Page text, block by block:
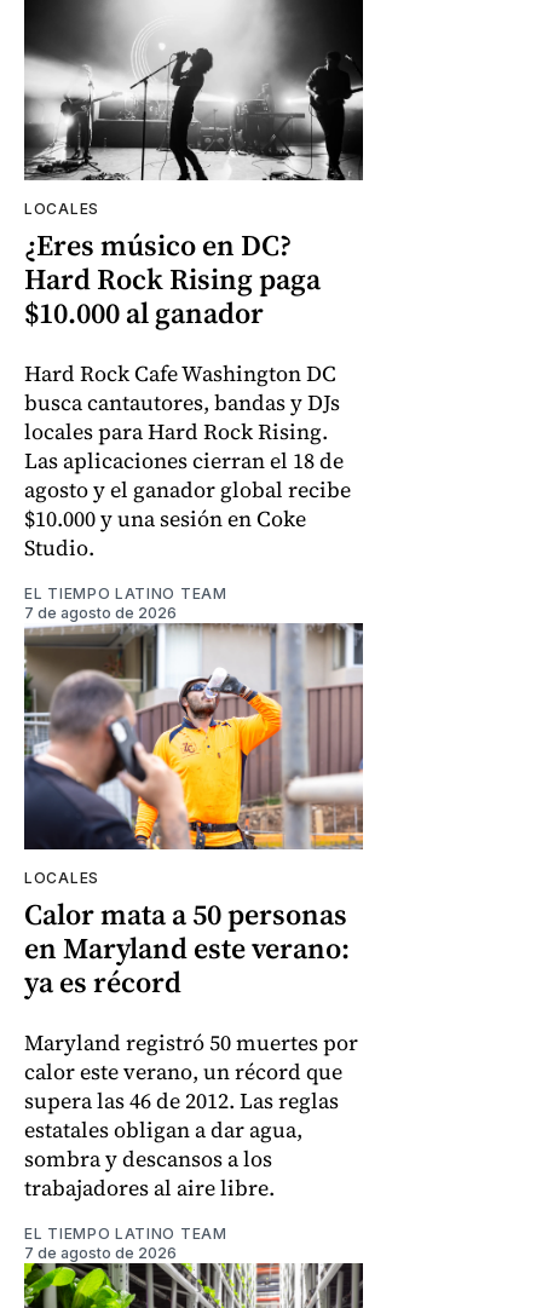
LOCALES
¿Eres músico en DC?
Hard Rock Rising paga
$10.000 al ganador
Hard Rock Cafe Washington DC
busca cantautores, bandas y DJs
locales para Hard Rock Rising.
Las aplicaciones cierran el 18 de
agosto y el ganador global recibe
$10.000 y una sesión en Coke
Studio.
EL TIEMPO LATINO TEAM
7 de agosto de 2026
LOCALES
Calor mata a 50 personas
en Maryland este verano:
ya es récord
Maryland registró 50 muertes por
calor este verano, un récord que
supera las 46 de 2012. Las reglas
estatales obligan a dar agua,
sombra y descansos a los
trabajadores al aire libre.
EL TIEMPO LATINO TEAM
7 de agosto de 2026